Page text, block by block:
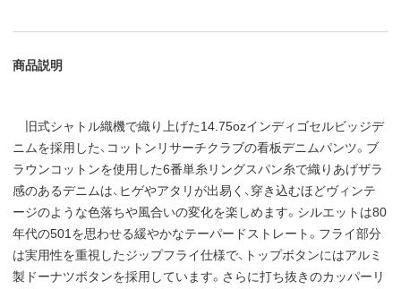
商品説明
旧式シャトル織機で織り上げた14.75ozインディゴセルビッジデ
ニムを採用した、コットンリサーチクラブの看板デニムパンツ。ブ
ラウンコットンを使用した6番単糸リングスパン糸で織りあげザラ
感のあるデニムは、ヒゲやアタリが出易く、穿き込むほどヴィンテ
ージのような色落ちや風合いの変化を楽しめます。シルエットは80
年代の501を思わせる緩やかなテーパードストレート。フライ部分
は実用性を重視したジップフライ仕様で、トップボタンにはアルミ
製ドーナツボタンを採用しています。さらに打ち抜きのカッパーリ